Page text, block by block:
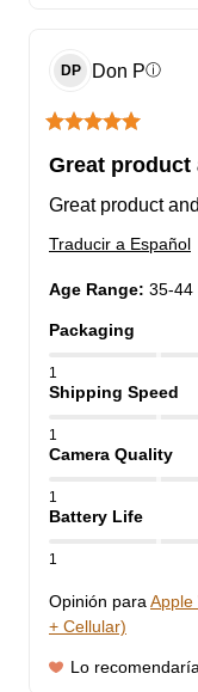
DP Don Pⓘ
Great product
Great product
Traducir a Español
Age Range: 35-44
Packaging
1
Shipping Speed
1
Camera Quality
1
Battery Life
1
Opinión para Apple
+ Cellular)
Lo recomendaría